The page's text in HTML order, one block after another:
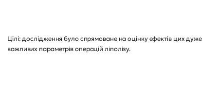
Цілі: дослідження було спрямоване на оцінку ефектів цих дуже
важливих параметрів операцій ліполізу.